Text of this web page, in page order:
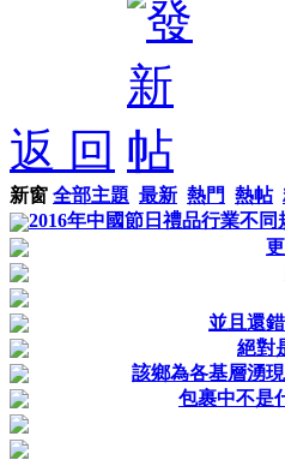
返 回
新窗 全部主題 最新 熱門 熱帖
2016年中國節日禮品行業不
並且還
絕對
該鄉為各基層湧
包裹中不是